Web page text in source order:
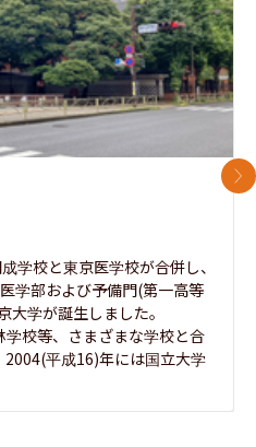
学校と東京医学校が合併し、
学部および予備門(第一高等
学が誕生しました。
校等、さまざまな学校と合
平成16)年には国立大学
次